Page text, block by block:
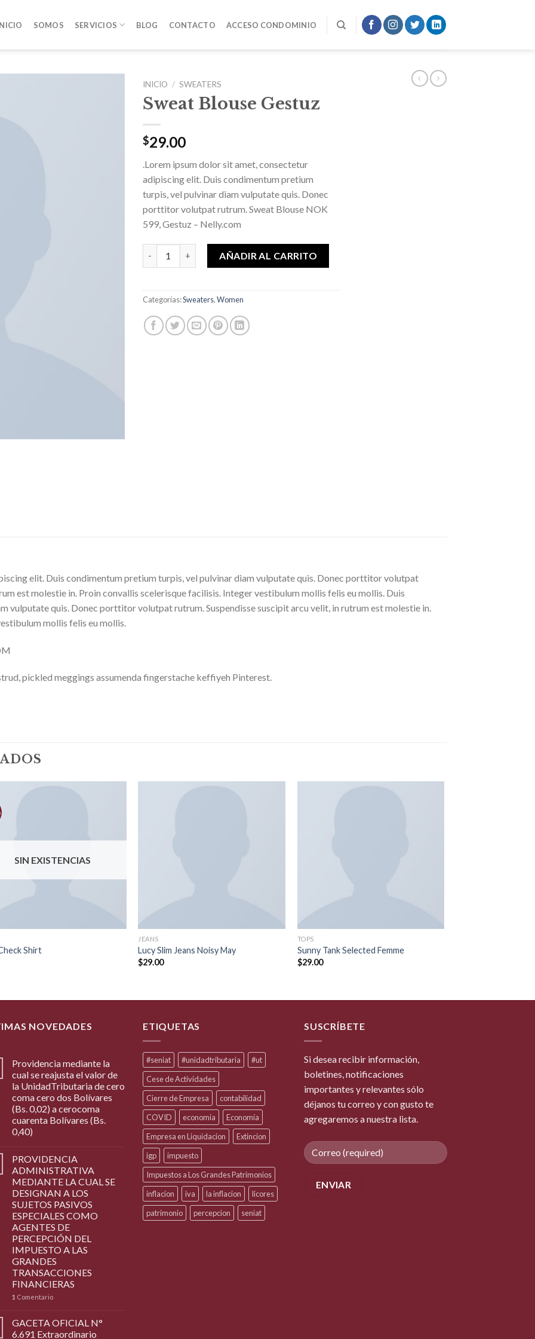
SOMOS SERVICIOS BLOG CONTACTO ACCESO CONDOMINIO
INICIO / SWEATERS
Sweat Blouse Gestuz
$29.00
.Lorem ipsum dolor sit amet, consectetur
adipiscing elit. Duis condimentum pretium
turpis, vel pulvinar diam vulputate quis. Donec
porttitor volutpat rutrum. Sweat Blouse NOK
599, Gestuz – Nelly.com
Sweat Blouse Gestuz cantidadAÑADIR AL CARRITO
Categorías:Sweaters,Women
elit. Duis condimentum pretium turpis, vel pulvinar diam vulputate quis. Donec porttitor volutpat
est molestie in. Proin convallis scelerisque facilisis. Integer vestibulum mollis felis eu mollis. Duis
vulputate quis. Donec porttitor volutpat rutrum. Suspendisse suscipit arcu velit, in rutrum est molestie in.
mollis felis eu mollis.
pickled meggings assumenda fingerstache keffiyeh Pinterest.
deseos
SIN EXISTENCIAS
Shirt
JEANS
Lucy Slim Jeans Noisy May
$29.00
TOPS
Sunny Tank Selected Femme
$29.00
NOVEDADES
Providencia mediante la
cual se reajusta el valor de
la UnidadTributaria de cero
coma cero dos Bolívares
(Bs. 0,02) a cerocoma
cuarenta Bolívares (Bs.
0,40)
PROVIDENCIA
ADMINISTRATIVA
MEDIANTE LA CUAL SE
DESIGNAN A LOS
SUJETOS PASIVOS
ESPECIALES COMO
AGENTES DE
PERCEPCIÓN DEL
IMPUESTO A LAS
GRANDES
TRANSACCIONES
FINANCIERAS
1 Comentario
GACETA OFICIAL N°
6.691 Extraordinario
ETIQUETAS
#seniat #unidadtributaria
#ut
Cese de Actividades
Cierre de Empresa
contabilidad
COVID
economia
Economía
Empresa en Liquidacion
Extincion
igp
impuesto
Impuestos a Los Grandes Patrimonios
inflacion
iva la inflacion
licores
patrimonio
percepcion seniat
SUSCRÍBETE
Si desea recibir información,
boletines, notificaciones
importantes y relevantes sólo
déjanos tu correo y con gusto te
agregaremos a nuestra lista.